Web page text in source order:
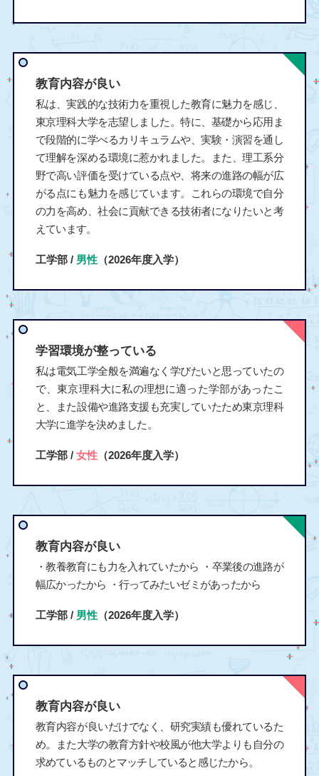
教育内容が良い
私は、実践的な技術力を重視した教育に魅力を感じ、
東京理科大学を志望しました。特に、基礎から応用ま
で段階的に学べるカリキュラムや、実験・演習を通し
て理解を深める環境に惹かれました。また、理工系分
野で高い評価を受けている点や、将来の進路の幅が広
がる点にも魅力を感じています。これらの環境で自分
の力を高め、社会に貢献できる技術者になりたいと考
えています。
工学部 / 男性（2026年度入学）
学習環境が整っている
私は電気工学全般を満遍なく学びたいと思っていたの
で、東京理科大に私の理想に適った学部があったこ
と、また設備や進路支援も充実していたため東京理科
大学に進学を決めました。
工学部 / 女性（2026年度入学）
教育内容が良い
・教養教育にも力を入れていたから ・卒業後の進路が
幅広かったから ・行ってみたいゼミがあったから
工学部 / 男性（2026年度入学）
教育内容が良い
教育内容が良いだけでなく、研究実績も優れているた
め。また大学の教育方針や校風が他大学よりも自分の
求めているものとマッチしていると感じたから。